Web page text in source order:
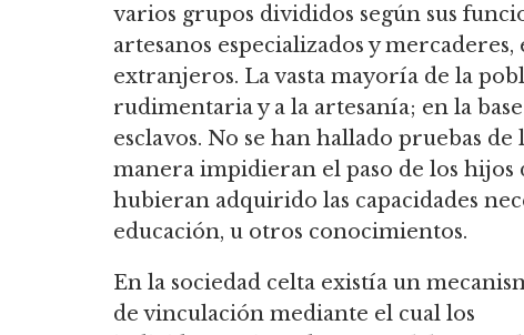
varios grupos divididos según sus
artesanos especializados y
extranjeros. La vasta mayoría de la
rudimentaria y a la artesanía; en la
esclavos. No se han hallado pruebas
manera impidieran el paso de los hijos
hubieran adquirido las capacidades
educación, u otros conocimientos.
En la sociedad celta existía un
de vinculación mediante el cual los